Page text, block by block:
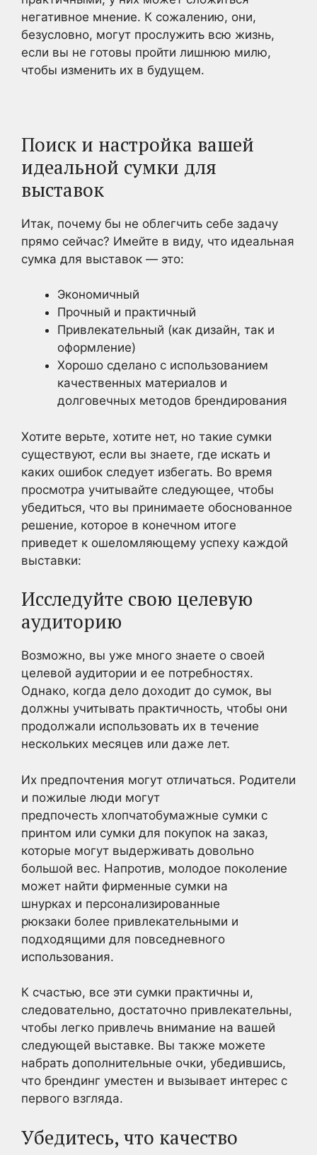
негативное мнение. К сожалению, они,
безусловно, могут прослужить всю жизнь,
если вы не готовы пройти лишнюю милю,
чтобы изменить их в будущем.
Поиск и настройка вашей
идеальной сумки для
выставок
Итак, почему бы не облегчить себе задачу
прямо сейчас? Имейте в виду, что идеальная
сумка для выставок — это:
Экономичный
Прочный и практичный
Привлекательный (как дизайн, так и
оформление)
Хорошо сделано с использованием
качественных материалов и
долговечных методов брендирования
Хотите верьте, хотите нет, но такие сумки
существуют, если вы знаете, где искать и
каких ошибок следует избегать. Во время
просмотра учитывайте следующее, чтобы
убедиться, что вы принимаете обоснованное
решение, которое в конечном итоге
приведет к ошеломляющему успеху каждой
выставки:
Исследуйте свою целевую
аудиторию
Возможно, вы уже много знаете о своей
целевой аудитории и ее потребностях.
Однако, когда дело доходит до сумок, вы
должны учитывать практичность, чтобы они
продолжали использовать их в течение
нескольких месяцев или даже лет.
Их предпочтения могут отличаться. Родители
и пожилые люди могут
предпочесть хлопчатобумажные сумки с
принтом или сумки для покупок на заказ,
которые могут выдерживать довольно
большой вес. Напротив, молодое поколение
может найти фирменные сумки на
шнурках и персонализированные
рюкзаки более привлекательными и
подходящими для повседневного
использования.
К счастью, все эти сумки практичны и,
следовательно, достаточно привлекательны,
чтобы легко привлечь внимание на вашей
следующей выставке. Вы также можете
набрать дополнительные очки, убедившись,
что брендинг уместен и вызывает интерес с
первого взгляда.
Убедитесь, что качество